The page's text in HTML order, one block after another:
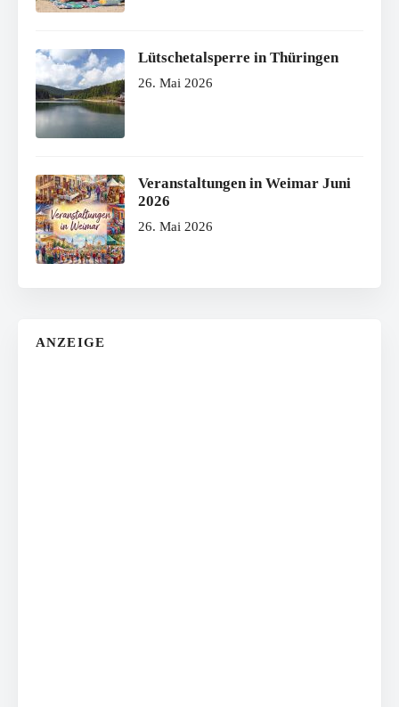
Lütschetalsperre in Thüringen
26. Mai 2026
Veranstaltungen in Weimar Juni
2026
26. Mai 2026
ANZEIGE